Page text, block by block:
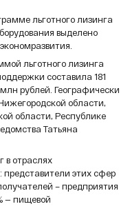
льготного лизинга
выделено
льготного лизинга
составила 181
рублей. Географически
области,
области, Республике
Татьяна
в отраслях
этих сфер
– предприятия
— пищевой